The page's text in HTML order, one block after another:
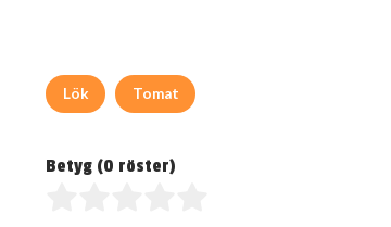
Lök Tomat
Betyg (0 röster)